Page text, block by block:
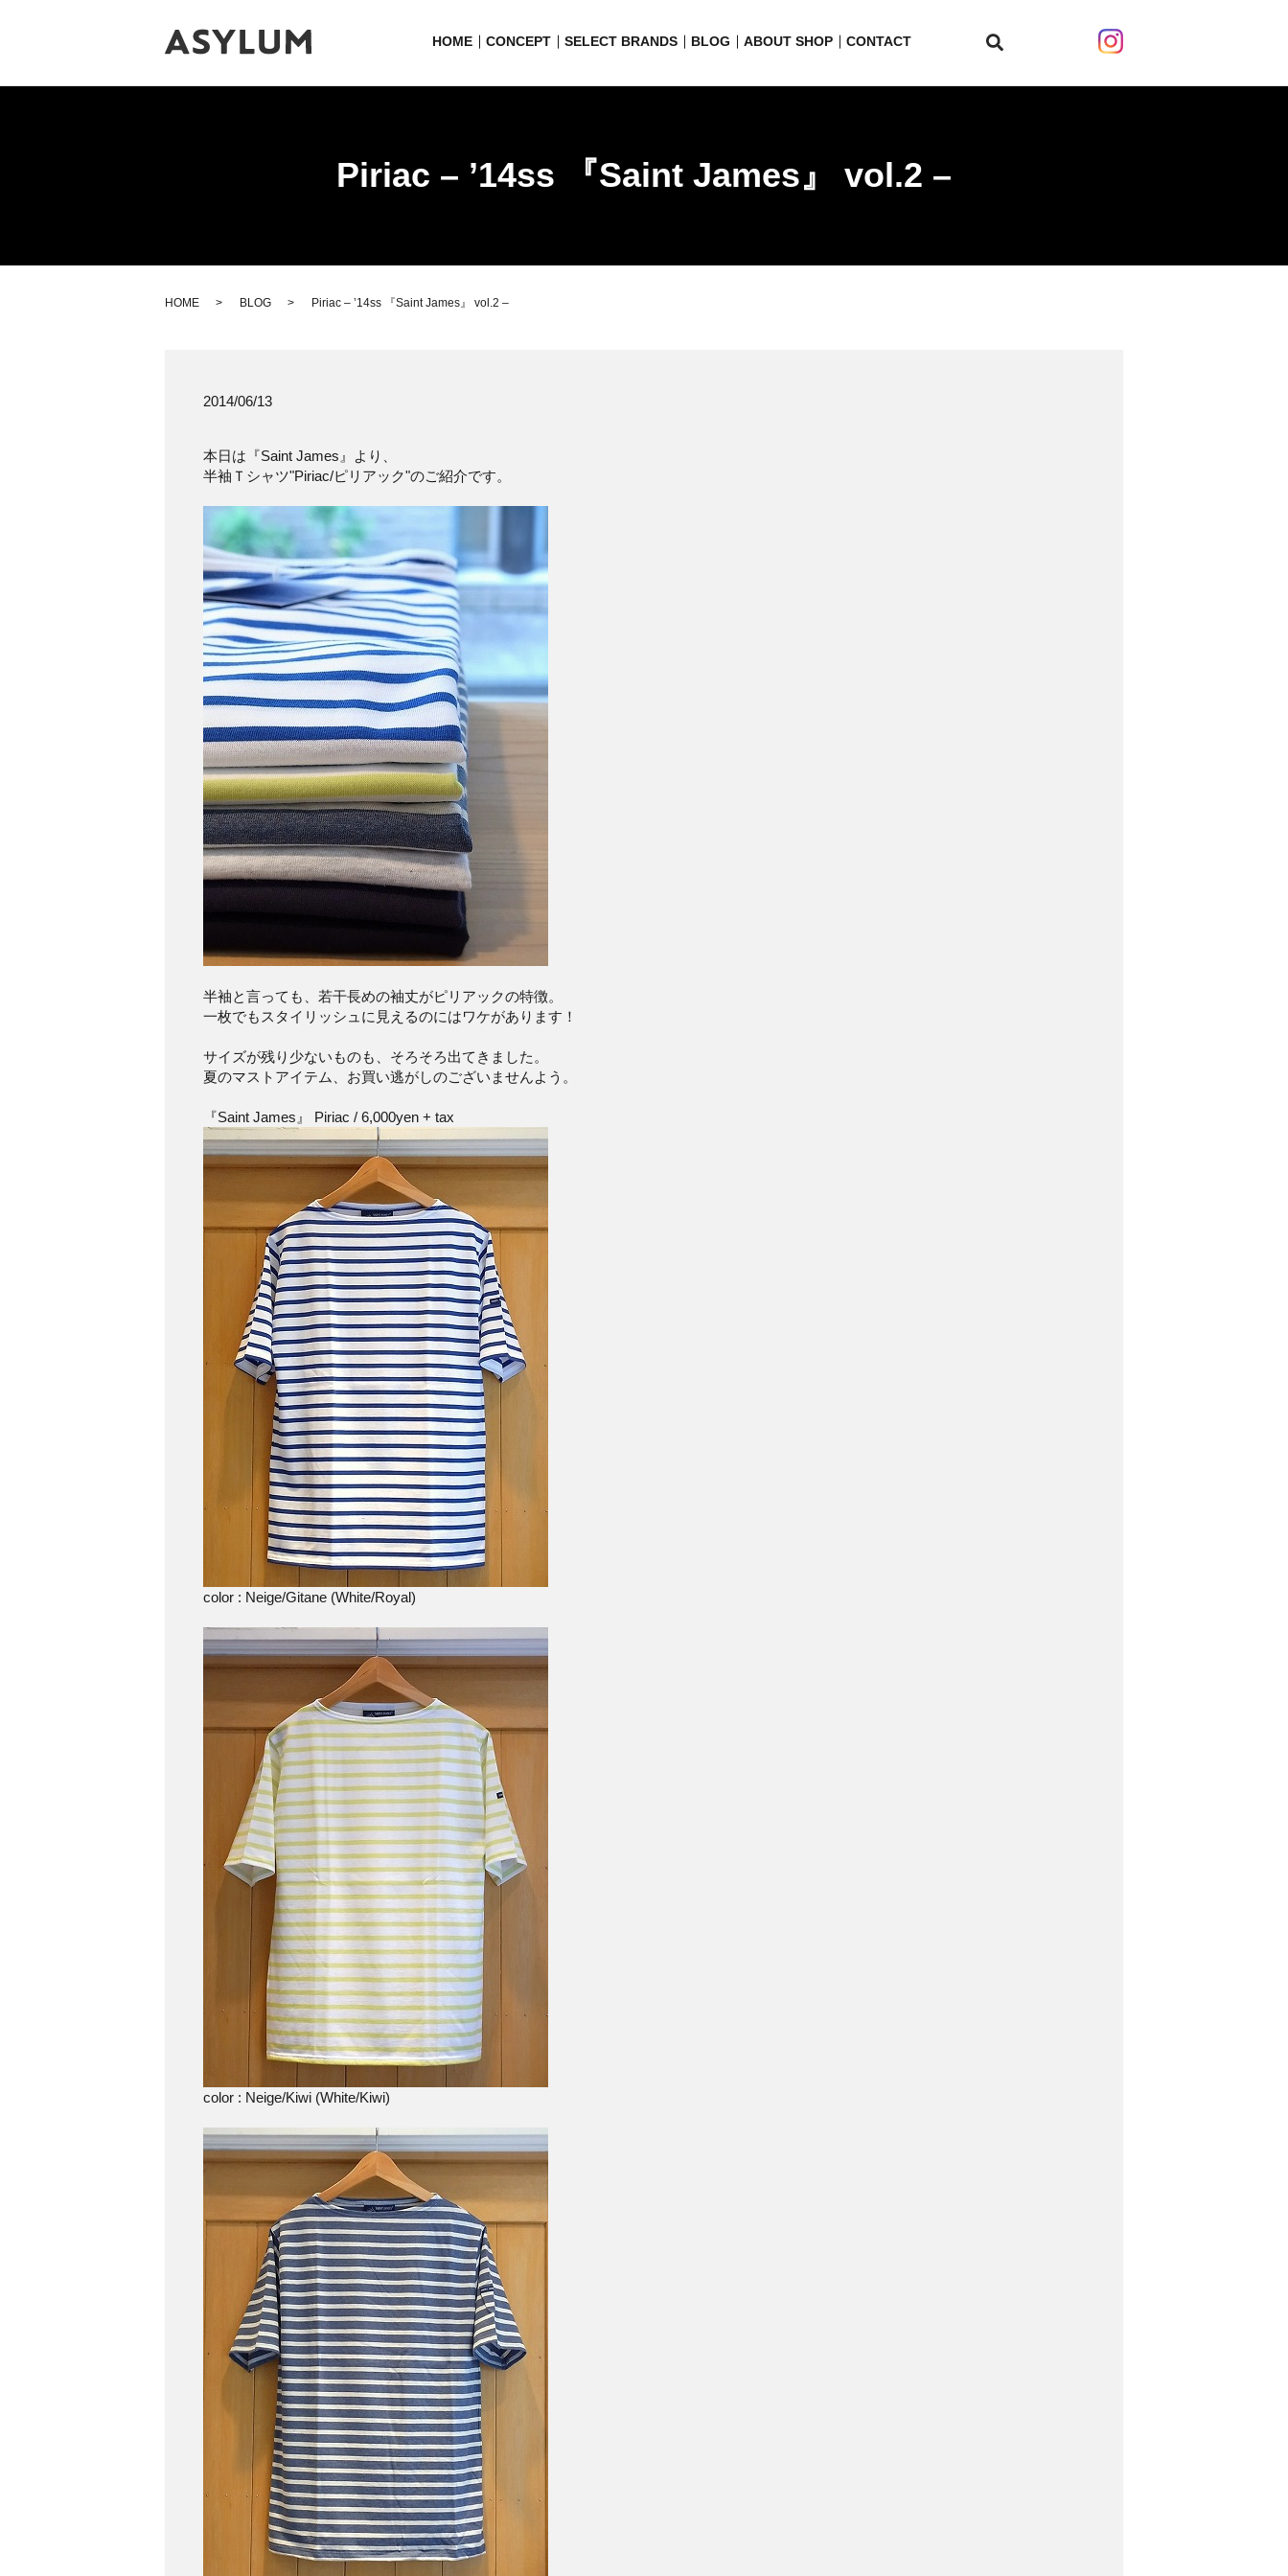
HOME CONCEPT SELECT BRANDS BLOG ABOUT SHOP CONTACT
Piriac – ’14ss 『Saint James』 vol.2 –
HOME BLOG Piriac – ’14ss 『Saint James』 vol.2 –
2014/06/13
本日は『Saint James』より、
半袖Ｔシャツ"Piriac/ピリアック"のご紹介です。
半袖と言っても、若干長めの袖丈がピリアックの特徴。
一枚でもスタイリッシュに見えるのにはワケがあります！
サイズが残り少ないものも、そろそろ出てきました。
夏のマストアイテム、お買い逃がしのございませんよう。
『Saint James』 Piriac / 6,000yen + tax
color : Neige/Gitane (White/Royal)
color : Neige/Kiwi (White/Kiwi)